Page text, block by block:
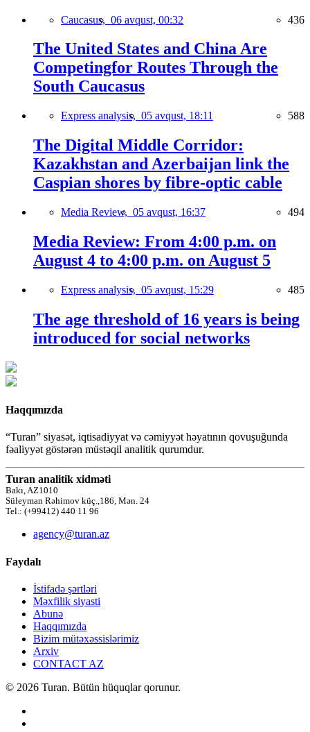
Caucasus, 06 avqust, 00:32 436
The United States and China Are
Competingfor Routes Through the
South Caucasus
Express analysis, 05 avqust, 18:11 588
The Digital Middle Corridor:
Kazakhstan and Azerbaijan link the
Caspian shores by fibre-optic cable
Media Review, 05 avqust, 16:37 494
Media Review: From 4:00 p.m. on
August 4 to 4:00 p.m. on August 5
Express analysis, 05 avqust, 15:29 485
The age threshold of 16 years is being
introduced for social networks
Haqqımızda
“Turan” siyasət, iqtisadiyyat və cəmiyyət həyatının qovuşuğunda
fəaliyyət göstərən müstəqil analitik qurumdur.
Turan analitik xidməti
Bakı, AZ1010
Süleyman Rəhimov küç.,186, Mən. 24
Tel.: (+99412) 440 11 96
agency@turan.az
Faydalı
İstifadə şərtləri
Məxfilik siyasti
Abunə
Haqqımızda
Bizim mütəxəssislərimiz
Arxiv
CONTACT AZ
© 2026 Turan. Bütün hüquqlar qorunur.